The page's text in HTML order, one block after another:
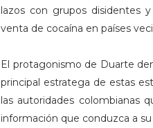
lazos con grupos disidentes
venta de cocaína en países
El protagonismo de Duarte
principal estratega de estas
las autoridades colombianas
información que conduzca a su